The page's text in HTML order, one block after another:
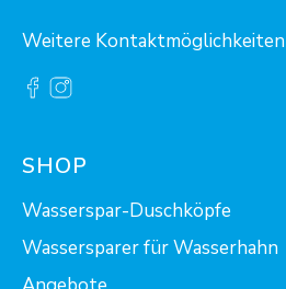
Weitere Kontaktmöglichkeiten
SHOP
Wasserspar-Duschköpfe
Wassersparer für Wasserhahn